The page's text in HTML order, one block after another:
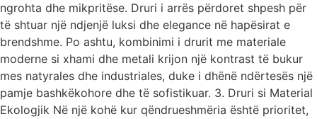
ngrohta dhe mikpritëse. Druri i arrës përdoret shpesh për
të shtuar një ndjenjë luksi dhe elegance në hapësirat e
brendshme. Po ashtu, kombinimi i drurit me materiale
moderne si xhami dhe metali krijon një kontrast të bukur
mes natyrales dhe industriales, duke i dhënë ndërtesës një
pamje bashkëkohore dhe të sofistikuar. 3. Druri si Material
Ekologjik Në një kohë kur qëndrueshmëria është prioritet,